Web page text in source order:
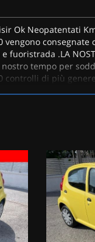
Ok Neopatentati
fuoristrada .LA
tempo per
controlli di più
utente